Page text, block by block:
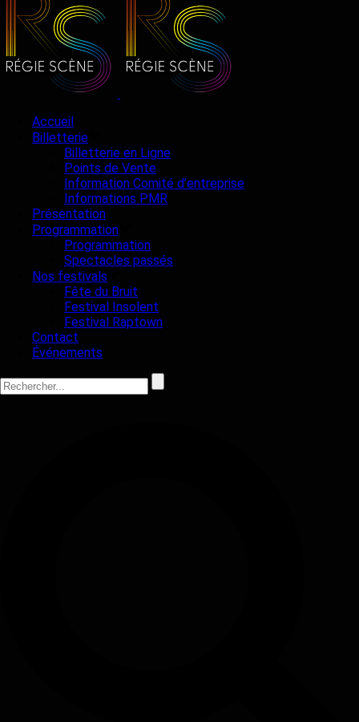
Accueil
Billetterie
Billetterie en Ligne
Points de Vente
Information Comité d’entreprise
Informations PMR
Présentation
Programmation
Programmation
Spectacles passés
Nos festivals
Fête du Bruit
Festival Insolent
Festival Raptown
Contact
Événements